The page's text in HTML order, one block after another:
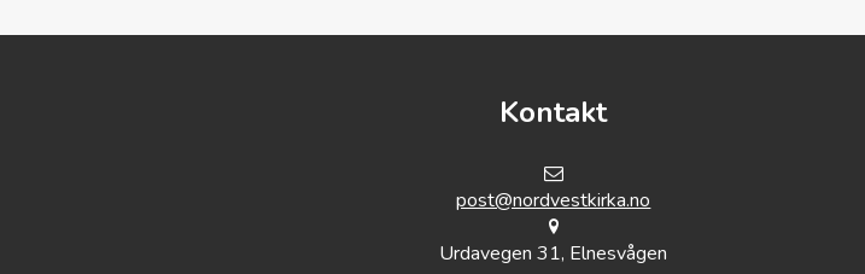
Kontakt
post@nordvestkirka.no
Urdavegen 31, Elnesvågen